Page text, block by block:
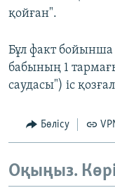
қойған".
Бұл факт бойынша
бабының 1
саудасы") іс
Бөлісу
Оқыңыз.